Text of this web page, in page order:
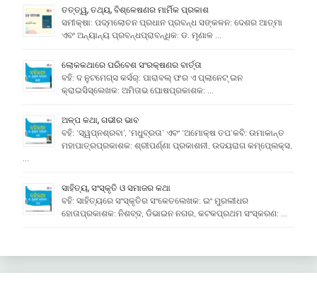
ତତ୍ତ୍ୱ, ତଥ୍ୟ, ବିଶ୍ଳେଷଣର ମାର୍ମିକ ପ୍ରକାଶ
ସମୀକ୍ଷା: ପଦ୍ମଲୋଚନ ପ୍ରଧାନ ପ୍ରବନ୍ଧ ସଙ୍କଳନ: ଦେଶର ଆତ୍ମା
ଏବଂ ଅନ୍ୟାନ୍ୟ ପ୍ରବନ୍ଧପ୍ରାବନ୍ଧିକ: ଡ. ମୃଣାଳ …
ଲୋକକଥାରେ ପରିବେଶ ସଂରକ୍ଷଣର ବାର୍ତ୍ତା
ବହି: ଦ ନୁଟମେଗ୍ସ କର୍ସର୍: ପାରାବଲ୍ ଫର ଏ ପ୍ଲାନେଟ୍ ଇନ
କ୍ରାଇସିସ୍ଲେଖକ: ଅମିତାଭ ଘୋଷପ୍ରକାଶକ: …
ଅଳ୍ପ କଥା, ଗଭୀର ଭାବ
ବହି: ‘ସ୍ୱପ୍ନଶ୍ରବା’, ‘ମଧୁବ୍ରତା’ ଏବଂ ‘ଅମୋକ୍ଷ ତପ’କବି: ଉମାକାନ୍ତ
ମହାପାତ୍ରପ୍ରକାଶକ: ଶ୍ରୀପର୍ଣ୍ଣା ପ୍ରକାଶନୀ, ଉଦୟରାଗ କମ୍ପେ୍ଲକ୍ସ,
ସାହିତ୍ୟ, ସଂସ୍କୃତି ଓ ସମାଜର କଥା
ବହି: ସାହିତ୍ୟରେ ସଂସ୍କୃତିର ସଂକେତଲେଖକ: ଇଂ ମୁରଲୀଧର
ହୋତାପ୍ରକାଶକ: ନିଶବ୍ଦ, ଡିଭାଇନ ନଗର, କଟକପ୍ରଥମ ସଂସ୍କରଣ: …